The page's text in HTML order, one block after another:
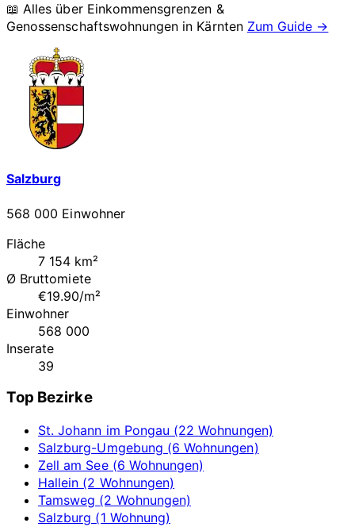
📖 Alles über Einkommensgrenzen &
Genossenschaftswohnungen in Kärnten Zum Guide →
Salzburg
568 000 Einwohner
Fläche
7 154 km²
Ø Bruttomiete
€19.90/m²
Einwohner
568 000
Inserate
39
Top Bezirke
St. Johann im Pongau (22 Wohnungen)
Salzburg-Umgebung (6 Wohnungen)
Zell am See (6 Wohnungen)
Hallein (2 Wohnungen)
Tamsweg (2 Wohnungen)
Salzburg (1 Wohnung)